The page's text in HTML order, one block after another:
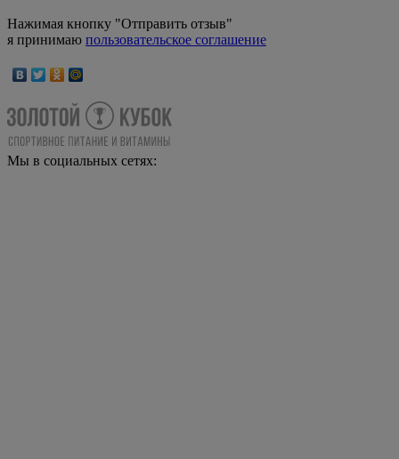
Нажимая кнопку "Отправить отзыв"
я принимаю пользовательское соглашение
Мы в социальных сетях: